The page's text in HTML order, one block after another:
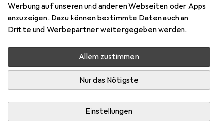
Werbung auf unseren und anderen Webseiten oder Apps
anzuzeigen. Dazu können bestimmte Daten auch an
Dritte und Werbepartner weitergegeben werden.
Allem zustimmen
Nur das Nötigste
Einstellungen
Relevanz
Produktliste